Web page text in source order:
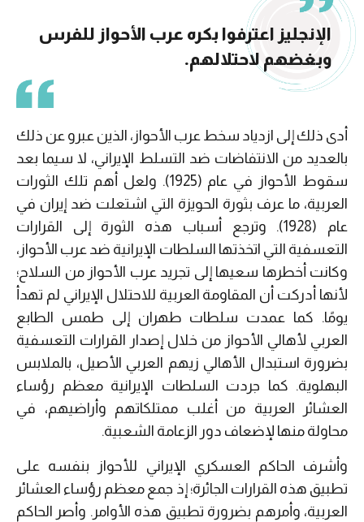
الإنجليز اعترفوا بكره عرب الأحواز للفرس
وبغضهم لاحتلالهم.
أدى ذلك إلى ازدياد سخط عرب الأحواز، الذين عبرو عن ذلك
بالعديد من الانتفاضات ضد التسلط الإيراني، لا سيما بعد
سقوط الأحواز في عام (1925). ولعل أهم تلك الثورات
العربية، ما عرف بثورة الحويزة التي اشتعلت ضد إيران في
عام (1928). وترجع أسباب هذه الثورة إلى القرارات
التعسفية التي اتخذتها السلطات الإيرانية ضد عرب الأحواز،
وكانت أخطرها سعيها إلى تجريد عرب الأحواز من السلاح؛
لأنها أدركت أن المقاومة العربية للاحتلال الإيراني لم تهدأ
يومًا. كما عمدت سلطات طهران إلى طمس الطابع
العربي لأهالي الأحواز من خلال إصدار القرارات التعسفية
بضرورة استبدال الأهالي زيهم العربي الأصيل، بالملابس
البهلوية. كما جردت السلطات الإيرانية معظم رؤساء
العشائر العربية من أغلب ممتلكاتهم وأراضيهم، في
محاولة منها لإضعاف دور الزعامة الشعبية.
وأشرف الحاكم العسكري الإيراني للأحواز بنفسه على
تطبيق هذه القرارات الجائرة؛ إذ جمع معظم رؤساء العشائر
العربية، وأمرهم بضرورة تطبيق هذه الأوامر. وأصر الحاكم